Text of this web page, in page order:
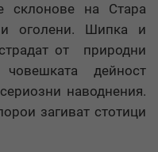
склонове на Стара
оголени. Шипка и
от природни
дейност
наводнения.
загиват стотици